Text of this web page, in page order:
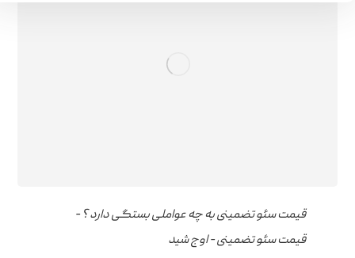
قیمت سئو تضمینی به چه عواملی بستگی دارد ؟ -
قیمت سئو تضمینی - اوج شید